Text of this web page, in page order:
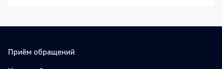
Приём обращений